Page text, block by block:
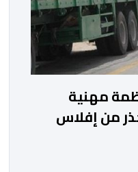
مهنية
من إفلاس